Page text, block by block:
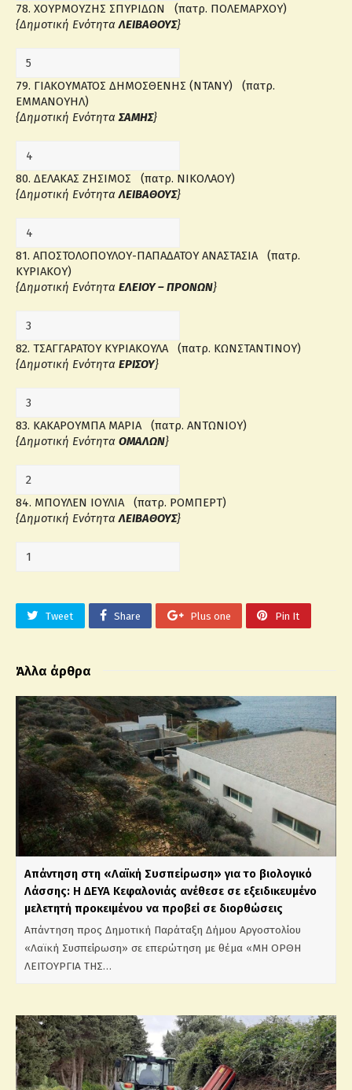
78. ΧΟΥΡΜΟΥΖΗΣ ΣΠΥΡΙΔΩΝ (πατρ. ΠΟΛΕΜΑΡΧΟΥ)
{Δημοτική ΕνότηταΛΕΙΒΑΘΟΥΣ}
79. ΓΙΑΚΟΥΜΑΤΟΣ ΔΗΜΟΣΘΕΝΗΣ (ΝΤΑΝΥ) (πατρ.
ΕΜΜΑΝΟΥΗΛ)
{Δημοτική ΕνότηταΣΑΜΗΣ}
80. ΔΕΛΑΚΑΣ ΖΗΣΙΜΟΣ (πατρ. ΝΙΚΟΛΑΟΥ)
{Δημοτική ΕνότηταΛΕΙΒΑΘΟΥΣ}
81. ΑΠΟΣΤΟΛΟΠΟΥΛΟΥ-ΠΑΠΑΔΑΤΟΥ ΑΝΑΣΤΑΣΙΑ (πατρ.
ΚΥΡΙΑΚΟΥ)
{Δημοτική Ενότητα ΕΛΕΙΟΥ – ΠΡΟΝΩΝ}
82. ΤΣΑΓΓΑΡΑΤΟΥ ΚΥΡΙΑΚΟΥΛΑ (πατρ. ΚΩΝΣΤΑΝΤΙΝΟΥ)
{Δημοτική Ενότητα ΕΡΙΣΟΥ}
83. ΚΑΚΑΡΟΥΜΠΑ ΜΑΡΙΑ (πατρ. ΑΝΤΩΝΙΟΥ)
{Δημοτική Ενότητα ΟΜΑΛΩΝ}
84. ΜΠΟΥΛΕΝ ΙΟΥΛΙΑ (πατρ. ΡΟΜΠΕΡΤ)
{Δημοτική ΕνότηταΛΕΙΒΑΘΟΥΣ}
Tweet Share Plus one Pin It
Άλλα άρθρα
Απάντηση στη «Λαϊκή Συσπείρωση» για το βιολογικό
Λάσσης: Η ΔΕΥΑ Κεφαλονιάς ανέθεσε σε εξειδικευμένο
μελετητή προκειμένου να προβεί σε διορθώσεις
Απάντηση προς Δημοτική Παράταξη Δήμου Αργοστολίου
«Λαϊκή Συσπείρωση» σε επερώτηση με θέμα «ΜΗ ΟΡΘΗ
ΛΕΙΤΟΥΡΓΙΑ ΤΗΣ…